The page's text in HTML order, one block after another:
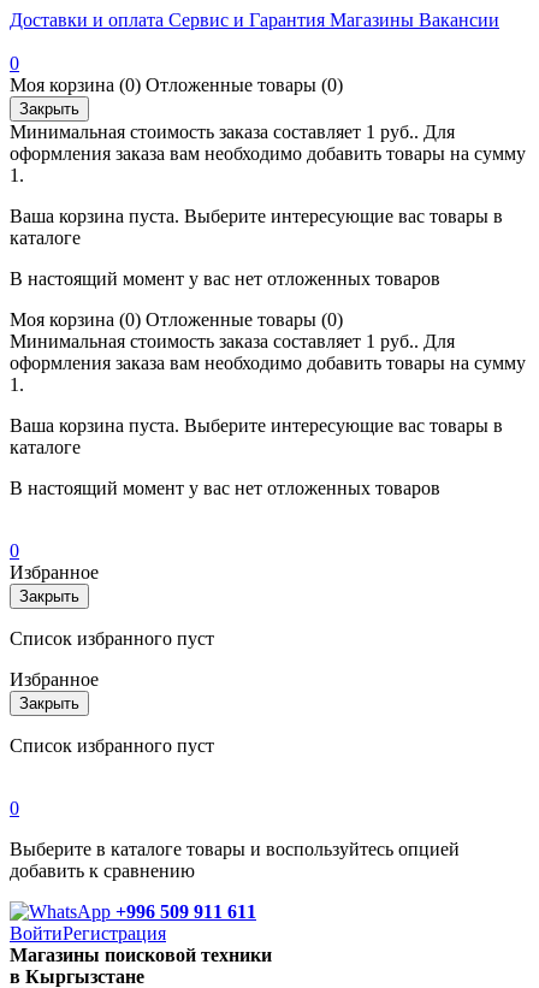
Доставки и оплата Сервис и Гарантия Магазины Вакансии
0
Моя корзина (0) Отложенные товары (0)
Закрыть
Минимальная стоимость заказа составляет 1 руб.. Для
оформления заказа вам необходимо добавить товары на сумму
1.
Ваша корзина пуста. Выберите интересующие вас товары в
каталоге
В настоящий момент у вас нет отложенных товаров
Моя корзина (0) Отложенные товары (0)
Минимальная стоимость заказа составляет 1 руб.. Для
оформления заказа вам необходимо добавить товары на сумму
1.
Ваша корзина пуста. Выберите интересующие вас товары в
каталоге
В настоящий момент у вас нет отложенных товаров
0
Избранное
Закрыть
Список избранного пуст
Избранное
Закрыть
Список избранного пуст
0
Выберите в каталоге товары и воспользуйтесь опцией
добавить к сравнению
+996 509 911 611
ВойтиРегистрация
Магазины поисковой техники
в Кыргызстане